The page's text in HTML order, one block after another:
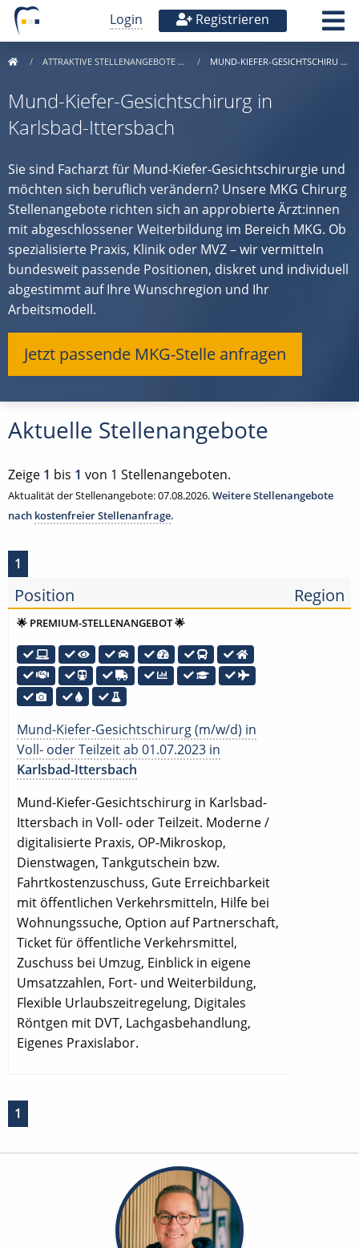
Login Registrieren
ATTRAKTIVE STELLENANGEBOTE … MUND-KIEFER-GESICHTSCHIRU …
Mund-Kiefer-Gesichtschirurg in
Karlsbad-Ittersbach
Sie sind Facharzt für Mund-Kiefer-Gesichtschirurgie und
möchten sich beruflich verändern? Unsere MKG Chirurg
Stellenangebote richten sich an approbierte Ärzt:innen
mit abgeschlossener Weiterbildung im Bereich MKG. Ob
spezialisierte Praxis, Klinik oder MVZ – wir vermitteln
bundesweit passende Positionen, diskret und individuell
abgestimmt auf Ihre Wunschregion und Ihr
Arbeitsmodell.
Jetzt passende MKG-Stelle anfragen
Aktuelle Stellenangebote
Zeige 1 bis 1 von 1 Stellenangeboten.
Aktualität der Stellenangebote: 07.08.2026.Weitere Stellenangebote
nach kostenfreier Stellenanfrage.
1
Position Region
🌟 PREMIUM-STELLENANGEBOT 🌟
Mund-Kiefer-Gesichtschirurg (m/w/d) in
Voll- oder Teilzeit ab 01.07.2023 in
Karlsbad-Ittersbach
Mund-Kiefer-Gesichtschirurg in Karlsbad-
Ittersbach in Voll- oder Teilzeit. Moderne /
digitalisierte Praxis, OP-Mikroskop,
Dienstwagen, Tankgutschein bzw.
Fahrtkostenzuschuss, Gute Erreichbarkeit
mit öffentlichen Verkehrsmitteln, Hilfe bei
Wohnungssuche, Option auf Partnerschaft,
Ticket für öffentliche Verkehrsmittel,
Zuschuss bei Umzug, Einblick in eigene
Umsatzzahlen, Fort- und Weiterbildung,
Flexible Urlaubszeitregelung, Digitales
Röntgen mit DVT, Lachgasbehandlung,
Eigenes Praxislabor.
1